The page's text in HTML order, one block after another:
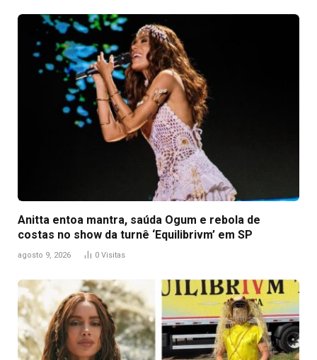
Anitta entoa mantra, saúda Ogum e rebola de
costas no show da turnê ‘Equilibrivm’ em SP
agosto 9, 2026 0 Visitas